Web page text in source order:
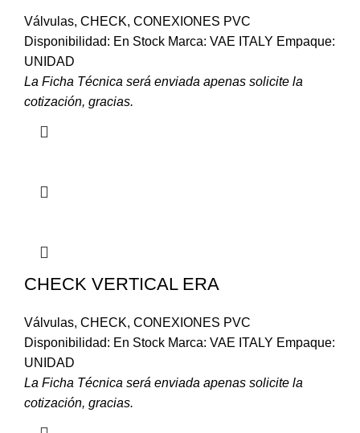
Válvulas, CHECK, CONEXIONES PVC
Disponibilidad: En Stock Marca: VAE ITALY Empaque:
UNIDAD
La Ficha Técnica será enviada apenas solicite la
cotización, gracias.
CHECK VERTICAL ERA
Válvulas, CHECK, CONEXIONES PVC
Disponibilidad: En Stock Marca: VAE ITALY Empaque:
UNIDAD
La Ficha Técnica será enviada apenas solicite la
cotización, gracias.